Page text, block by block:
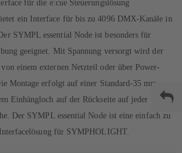
für die e:cue Steuerungslösung
ein Interface für bis zu 4096 DMX-Kanäle in
SYMPL essential Node ist besonders für
geeignet. Mit Spannung versorgt wird der
einem externen Netzteil oder über Power-
Montage erfolgt auf einer Standard-35 mm-
Einhängloch auf der Rückseite auf jeder
Der SYMPL essential Node ist eine einfach zu
für SYMPHOLIGHT.